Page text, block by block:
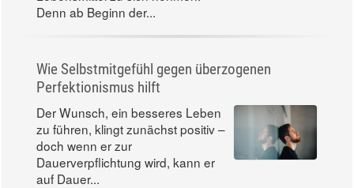
Denn ab Beginn der...
Wie Selbstmitgefühl gegen überzogenen
Perfektionismus hilft
Der Wunsch, ein besseres Leben
zu führen, klingt zunächst positiv –
doch wenn er zur
Dauerverpflichtung wird, kann er
auf Dauer...